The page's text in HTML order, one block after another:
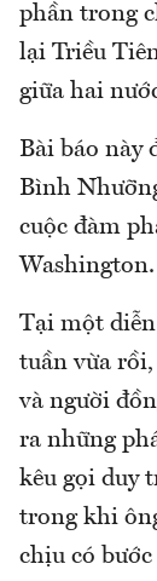
phần trong
lại Triều
giữa hai
Bài báo này
Bình
cuộc đàm
Washington.
Tại một
tuần vừa
và người
ra những
kêu gọi duy
trong khi
chịu có